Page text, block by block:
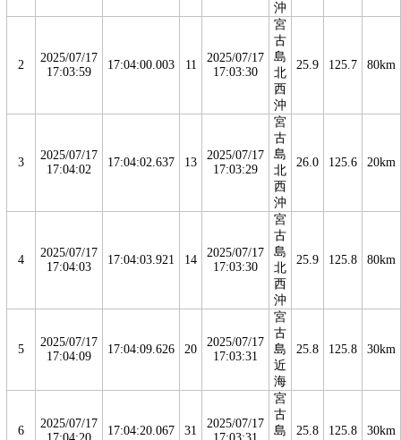
沖
2
2025/07/17
17:03:59
17:04:00.003 11
2025/07/17
17:03:30
宮
古
島
北
西
沖
25.9 125.7 80km
3
2025/07/17
17:04:02
17:04:02.637 13
2025/07/17
17:03:29
宮
古
島
北
西
沖
26.0 125.6 20km
4
2025/07/17
17:04:03
17:04:03.921 14
2025/07/17
17:03:30
宮
古
島
北
西
沖
25.9 125.8 80km
5
2025/07/17
17:04:09
17:04:09.626 20
2025/07/17
17:03:31
宮
古
島
近
海
25.8 125.8 30km
6
2025/07/17
17:04:20.067 31
2025/07/17
宮
古
島
25.8 125.8 30km